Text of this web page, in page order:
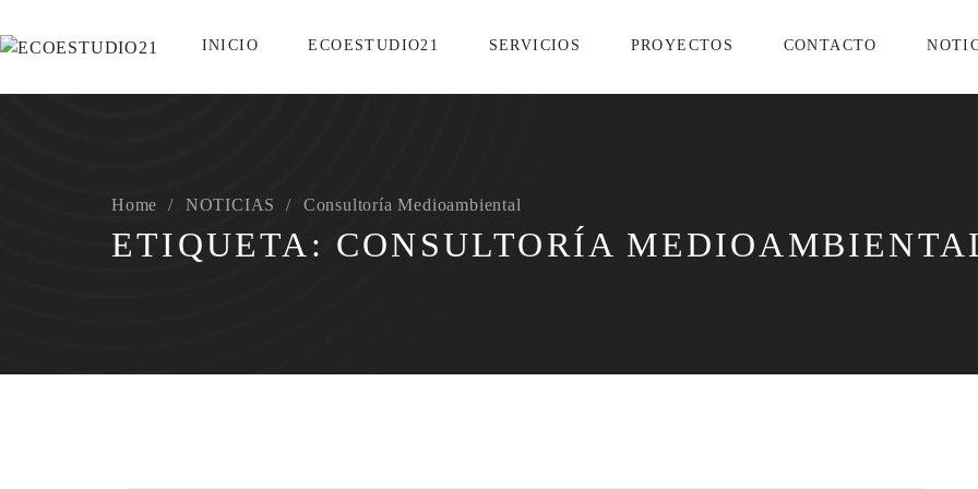
INICIO ECOESTUDIO21 SERVICIOS PROYECTOS CONTACTO
Home NOTICIAS Consultoría Medioambiental
ETIQUETA: CONSULTORÍA